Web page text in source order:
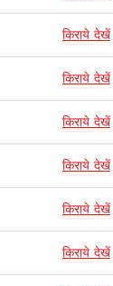
किराये देखें
किराये देखें
किराये देखें
किराये देखें
किराये देखें
किराये देखें